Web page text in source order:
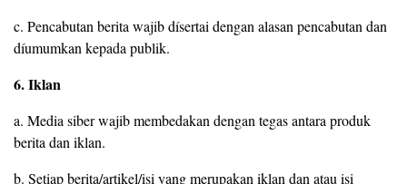
c. Pencabutan berita wajib dísertai dengan alasan pencabutan dan
díumumkan kepada publik.
6. Iklan
a. Media siber wajib membedakan dengan tegas antara produk
berita dan iklan.
b. Setiap berita/artikel/isi yang merupakan iklan dan atau isi